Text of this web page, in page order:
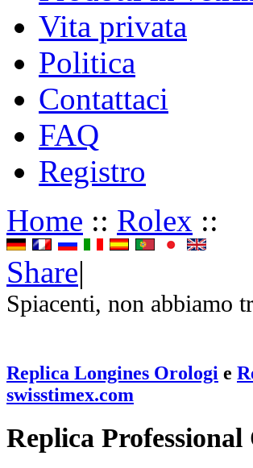
Vita privata
Politica
Contattaci
FAQ
Registro
Home :: Rolex ::
Share|
Spiacenti, non abbiamo
Replica Longines Orologi e
swisstimex.com
Replica